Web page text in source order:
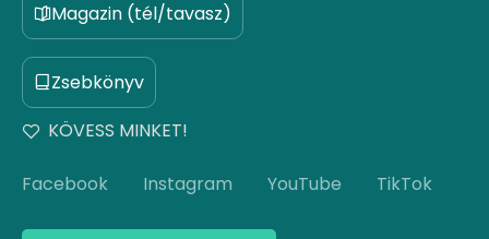
Magazin (tél/tavasz)
Zsebkönyv
KÖVESS MINKET!
Facebook Instagram YouTube TikTok